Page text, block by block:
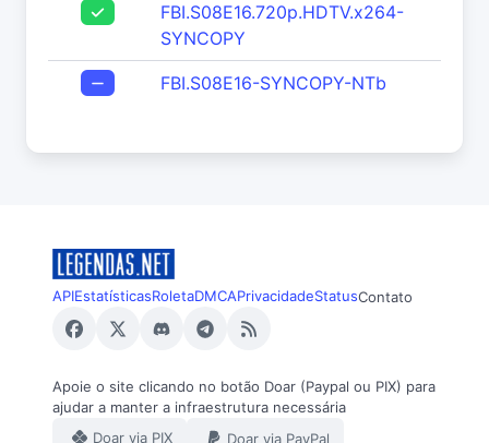
FBI.S08E16.720p.HDTV.x264-
SYNCOPY
FBI.S08E16-SYNCOPY-NTb
APIEstatísticasRoletaDMCAPrivacidadeStatusContato
Apoie o site clicando no botão Doar (Paypal ou PIX) para
ajudar a manter a infraestrutura necessária
Doar via PIX
Doar via PayPal